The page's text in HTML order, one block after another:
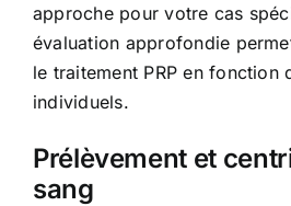
approche pour votre cas
évaluation approfondie
le traitement PRP en fonction
individuels.
Prélèvement et
sang